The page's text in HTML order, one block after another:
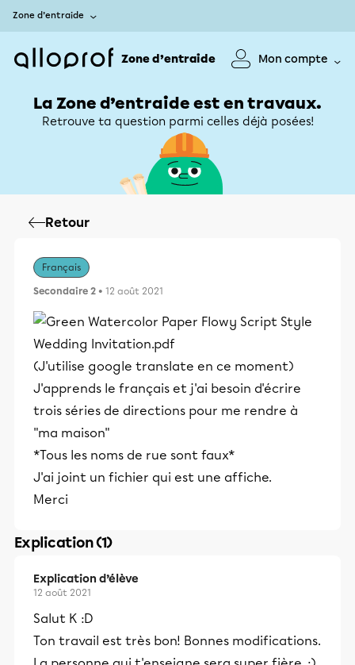
Zone d’entraide
Zone d’entraide Mon compte
La Zone d’entraide est en travaux.
Retrouve ta question parmi celles déjà posées!
Retour
Français
Secondaire 2 • 12 août 2021
(J'utilise google translate en ce moment)
J'apprends le français et j'ai besoin d'écrire
trois séries de directions pour me rendre à
"ma maison"
*Tous les noms de rue sont faux*
J'ai joint un fichier qui est une affiche.
Merci
Explication (1)
Explication d’élève
12 août 2021
Salut K :D
Ton travail est très bon! Bonnes modifications.